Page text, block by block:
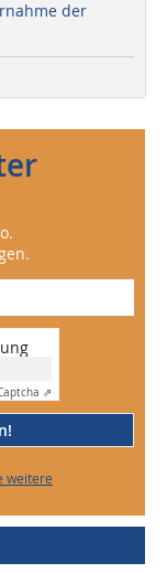
der
⇗
weitere